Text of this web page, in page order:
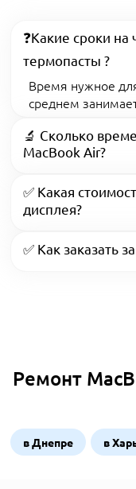
❓Какие сроки на
термопасты ?
Время нужное
среднем
🔬 Сколько
MacBook Air?
✅ Какая
дисплея?
✅ Как заказать
Ремонт
в Днепре в